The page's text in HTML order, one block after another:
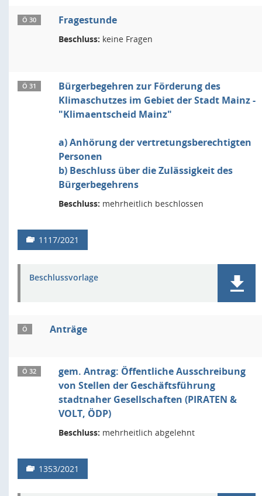
Ö 30 Fragestunde
Beschluss: keine Fragen
Ö 31
Bürgerbegehren zur Förderung des
Klimaschutzes im Gebiet der Stadt Mainz -
"Klimaentscheid Mainz"
a) Anhörung der vertretungsberechtigten
Personen
b) Beschluss über die Zulässigkeit des
Bürgerbegehrens
Beschluss: mehrheitlich beschlossen
1117/2021
Beschlussvorlage
Ö Anträge
Ö 32
gem. Antrag: Öffentliche Ausschreibung
von Stellen der Geschäftsführung
stadtnaher Gesellschaften (PIRATEN &
VOLT, ÖDP)
Beschluss: mehrheitlich abgelehnt
1353/2021